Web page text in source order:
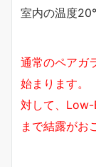
室内の温度
通常のペアガ
始まります。
対して、
まで結露がお